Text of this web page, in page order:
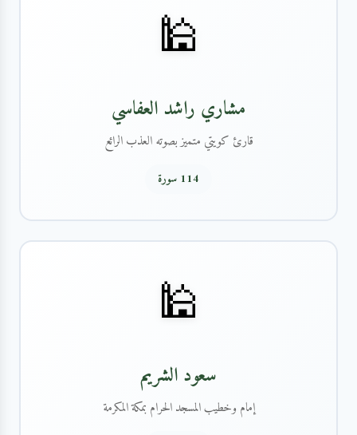
🕌
مشاري راشد العفاسي
قارئ كويتي متميز بصوته العذب الرائع
114 سورة
🕌
سعود الشريم
إمام وخطيب المسجد الحرام بمكة المكرمة